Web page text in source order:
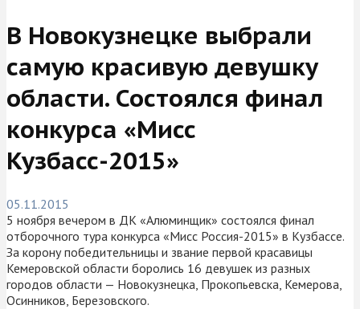
В Новокузнецке выбрали
самую красивую девушку
области. Состоялся финал
конкурса «Мисс
Кузбасс-2015»
05.11.2015
5 ноября вечером в ДК «Алюминщик» состоялся финал
отборочного тура конкурса «Мисс Россия-2015» в Кузбассе.
За корону победительницы и звание первой красавицы
Кемеровской области боролись 16 девушек из разных
городов области — Новокузнецка, Прокопьевска, Кемерова,
Осинников, Березовского.